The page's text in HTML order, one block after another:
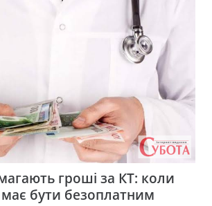
гроші за КТ: коли
бути безоплатним